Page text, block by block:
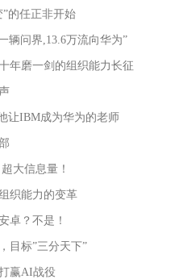
的任正非开始
辆问界,13.6万流向华为”
年磨一剑的组织能力长征
让IBM成为华为的老师
大信息量！
织能力的变革
卓？不是！
目标”三分天下”
赢AI战役